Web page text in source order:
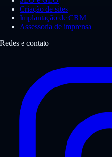
Criação de sites
Implantação de CRM
Assessoria de imprensa
Redes e contato